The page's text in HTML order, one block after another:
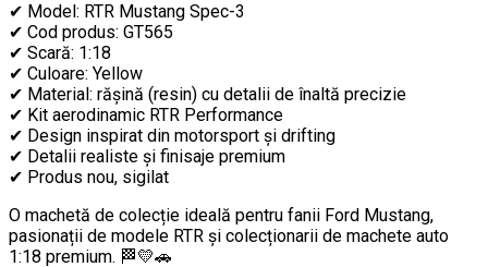
✔ Model: RTR Mustang Spec-3
✔ Cod produs: GT565
✔ Scară: 1:18
✔ Culoare: Yellow
✔ Material: rășină (resin) cu detalii de înaltă precizie
✔ Kit aerodinamic RTR Performance
✔ Design inspirat din motorsport și drifting
✔ Detalii realiste și finisaje premium
✔ Produs nou, sigilat
O machetă de colecție ideală pentru fanii Ford Mustang,
pasionații de modele RTR și colecționarii de machete auto
1:18 premium. 🏁💛🚗